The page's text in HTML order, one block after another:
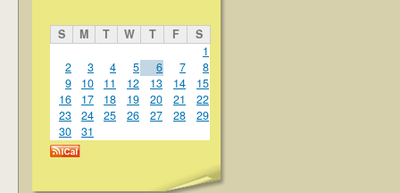
S M T W T F
S
1
2
3 4 5 6 7
8
9
10 11 12 13 14
15
16
17 18 19 20 21
22
23
24 25 26 27 28
29
30
31